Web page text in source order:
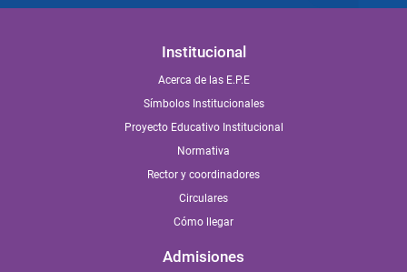
Institucional
Acerca de las E.P.E
Símbolos Institucionales
Proyecto Educativo Institucional
Normativa
Rector y coordinadores
Circulares
Cómo llegar
Admisiones